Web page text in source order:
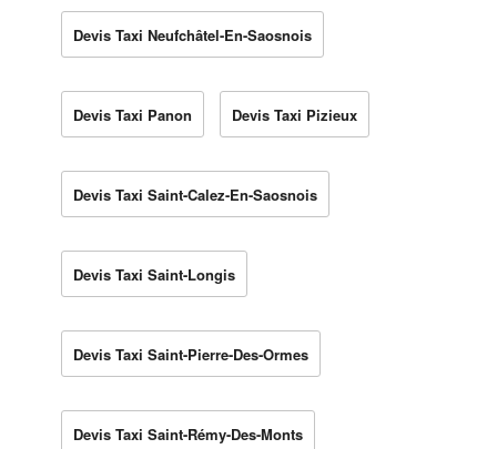
Devis Taxi Neufchâtel-En-Saosnois
Devis Taxi Panon Devis Taxi Pizieux
Devis Taxi Saint-Calez-En-Saosnois
Devis Taxi Saint-Longis
Devis Taxi Saint-Pierre-Des-Ormes
Devis Taxi Saint-Rémy-Des-Monts